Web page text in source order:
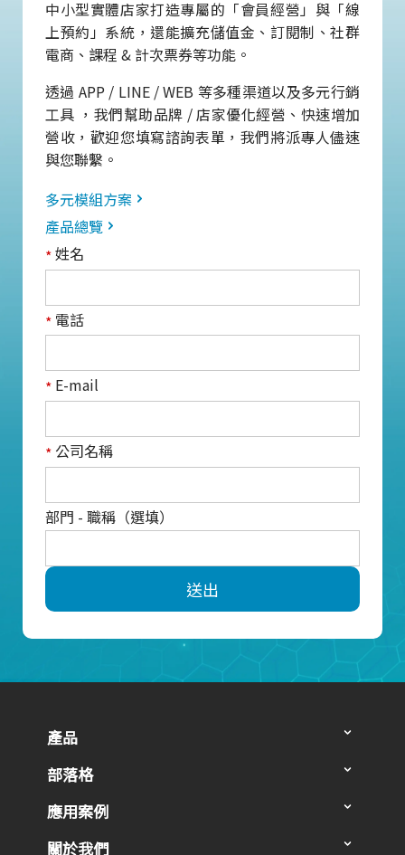
中小型實體店家打造專屬的「會員經營」與「線
上預約」系統，還能擴充儲值金、訂閱制、社群
電商、課程 & 計次票券等功能。
透過 APP / LINE / WEB 等多種渠道以及多元行銷
工具 ，我們幫助品牌 / 店家優化經營、快速增加
營收，歡迎您填寫諮詢表單，我們將派專人儘速
與您聯繫。
多元模組方案
產品總覽
*姓名
* 電話
* E-mail
* 公司名稱
部門 - 職稱（選填）
送出
產品
部落格
應用案例
關於我們